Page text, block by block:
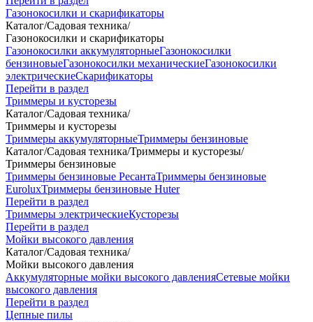
Газонокосилки и скарификаторы
Каталог/Садовая техника/
Газонокосилки и скарификаторы
Газонокосилки аккумуляторныеГазонокосилки
бензиновыеГазонокосилки механическиеГазонокосилки
электрическиеСкарификаторы
Перейти в раздел
Триммеры и кусторезы
Каталог/Садовая техника/
Триммеры и кусторезы
Триммеры аккумуляторныеТриммеры бензиновые
Каталог/Садовая техника/Триммеры и кусторезы/
Триммеры бензиновые
Триммеры бензиновые РесантаТриммеры бензиновые
EuroluxТриммеры бензиновые Huter
Перейти в раздел
Триммеры электрическиеКусторезы
Перейти в раздел
Мойки высокого давления
Каталог/Садовая техника/
Мойки высокого давления
Аккумуляторные мойки высокого давленияСетевые мойки
высокого давления
Перейти в раздел
Цепные пилы